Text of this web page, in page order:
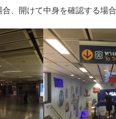
、開けて中身を確認する場合